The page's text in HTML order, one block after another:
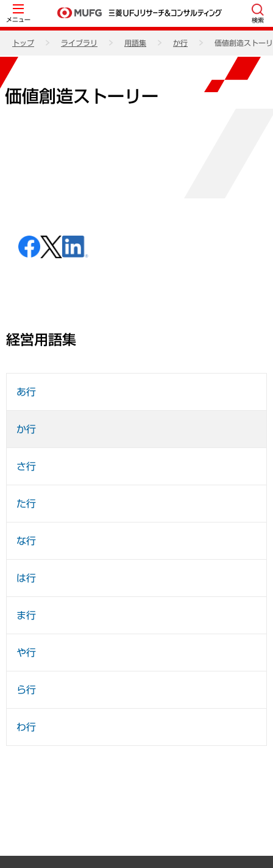
メニュー 検索
トップ ライブラリ 用語集 か行 価値創造ストー
価値創造ストーリー
経営用語集
あ行
か行
さ行
た行
な行
は行
ま行
や行
ら行
わ行